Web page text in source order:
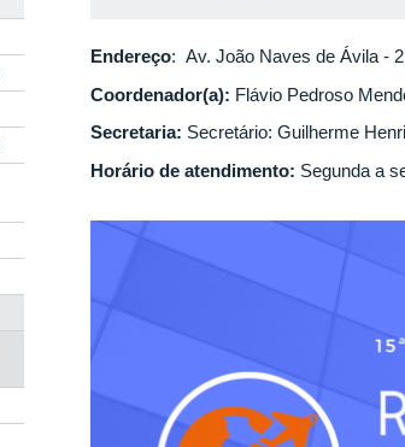
Endereço: Av. João Naves de Ávila -
Coordenador(a): Flávio Pedroso
Secretaria: Secretário: Guilherme
Horário de atendimento: Segunda a